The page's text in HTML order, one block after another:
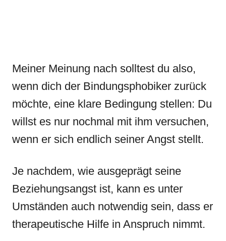
Meiner Meinung nach solltest du also,
wenn dich der Bindungsphobiker zurück
möchte, eine klare Bedingung stellen: Du
willst es nur nochmal mit ihm versuchen,
wenn er sich endlich seiner Angst stellt.
Je nachdem, wie ausgeprägt seine
Beziehungsangst ist, kann es unter
Umständen auch notwendig sein, dass er
therapeutische Hilfe in Anspruch nimmt.